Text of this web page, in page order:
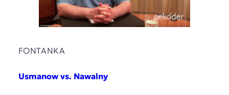
FONTANKA
Usmanow vs. Nawalny